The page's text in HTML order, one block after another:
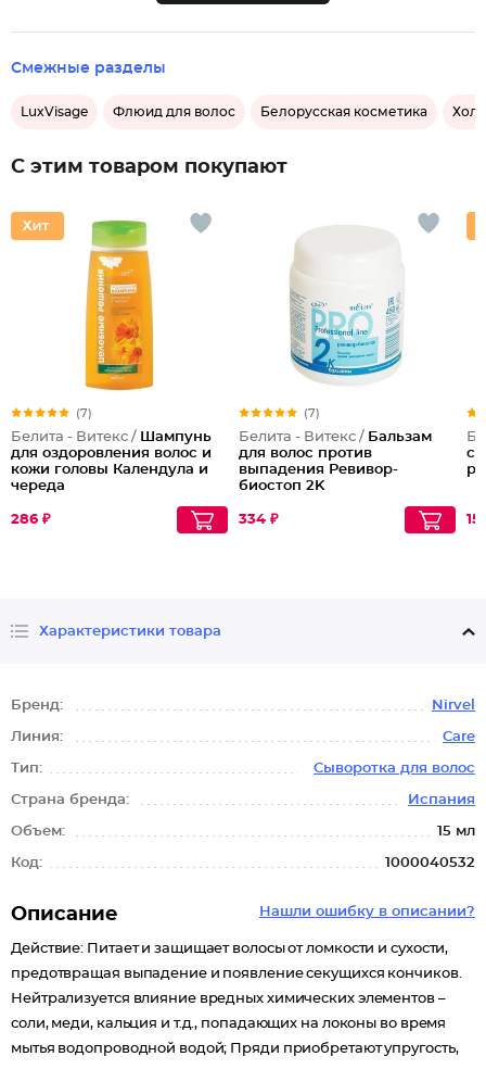
Смежные разделы
LuxVisage Флюид для волос Белорусская косметика
С этим товаром покупают
(7)
Белита - Витекс / Шампунь
для оздоровления волос и
кожи головы Календула и
череда
286 ₽
(7)
Белита - Витекс / Бальзам
для волос против
выпадения Ревивор-
биостоп 2K
334 ₽
Характеристики товара
Бренд: Nirvel
Линия: Care
Тип: Сыворотка для волос
Страна бренда: Испания
Объем: 15 мл
Код: 1000040532
Нашли ошибку в описании?
Описание
Действие: Питает и защищает волосы от ломкости и сухости,
предотвращая выпадение и появление секущихся кончиков.
Нейтрализуется влияние вредных химических элементов –
соли, меди, кальция и т.д., попадающих на локоны во время
мытья водопроводной водой; Пряди приобретают упругость,